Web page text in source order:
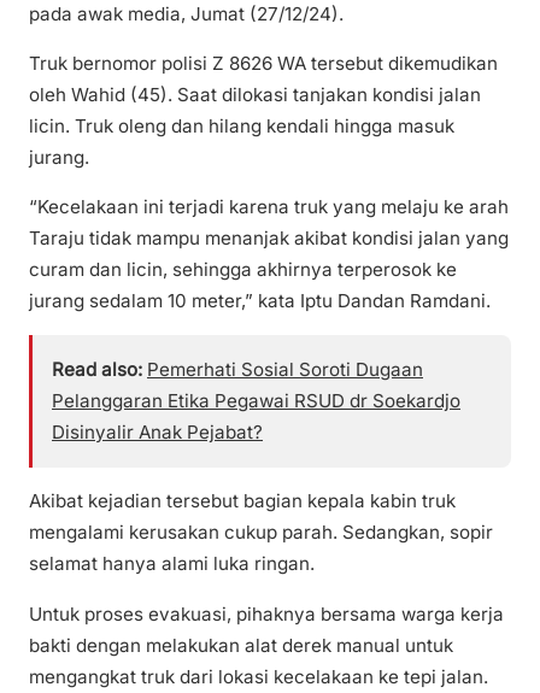
pada awak media, Jumat (27/12/24).
Truk bernomor polisi Z 8626 WA tersebut dikemudikan
oleh Wahid (45). Saat dilokasi tanjakan kondisi jalan
licin. Truk oleng dan hilang kendali hingga masuk
jurang.
“Kecelakaan ini terjadi karena truk yang melaju ke arah
Taraju tidak mampu menanjak akibat kondisi jalan yang
curam dan licin, sehingga akhirnya terperosok ke
jurang sedalam 10 meter,” kata Iptu Dandan Ramdani.
Read also: Pemerhati Sosial Soroti Dugaan
Pelanggaran Etika Pegawai RSUD dr Soekardjo
Disinyalir Anak Pejabat?
Akibat kejadian tersebut bagian kepala kabin truk
mengalami kerusakan cukup parah. Sedangkan, sopir
selamat hanya alami luka ringan.
Untuk proses evakuasi, pihaknya bersama warga kerja
bakti dengan melakukan alat derek manual untuk
mengangkat truk dari lokasi kecelakaan ke tepi jalan.